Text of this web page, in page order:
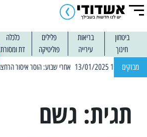
ביטחון בריאות פלילים
כלכלה
חינוך
עירייה פוליטיקה דת ומסורת
מבזקים
תגית: גשם